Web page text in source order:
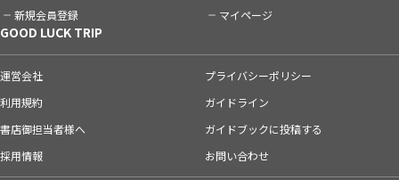
新規会員登録 マイページ
GOOD LUCK TRIP
運営会社
プライバシーポリシー
利用規約
ガイドライン
書店御担当者様へ
ガイドブックに投稿する
採用情報
お問い合わせ